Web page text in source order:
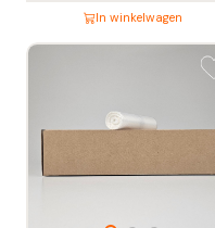
In winkelwagen
Dit
meerdere
variaties.
Deze